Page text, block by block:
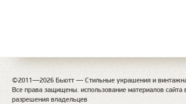
©2011—2026 Бьютт — Стильные украшения и
Все права защищены. использование материалов сайта
разрешения владельцев